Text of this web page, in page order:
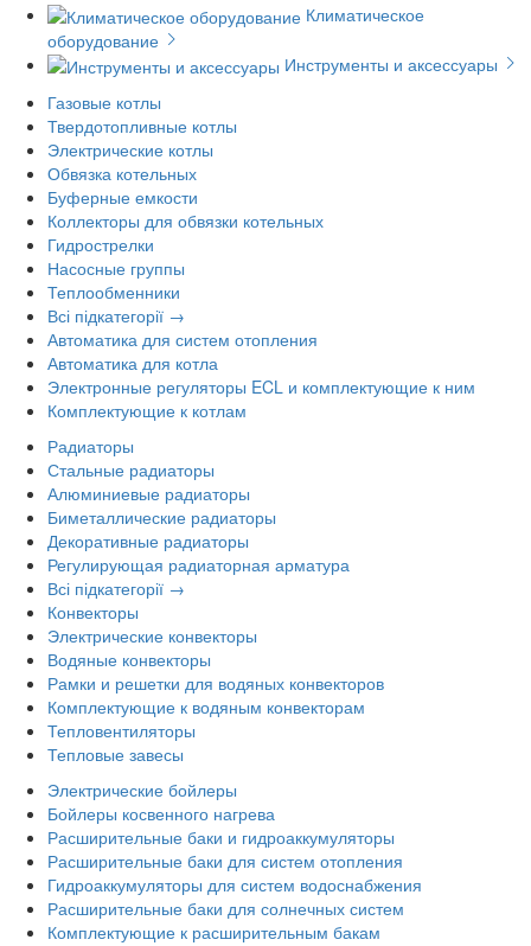
Климатическое
оборудование
Инструменты и аксессуары
Газовые котлы
Твердотопливные котлы
Электрические котлы
Обвязка котельных
Буферные емкости
Коллекторы для обвязки котельных
Гидрострелки
Насосные группы
Теплообменники
Всі підкатегорії →
Автоматика для систем отопления
Автоматика для котла
Электронные регуляторы ECL и комплектующие к ним
Комплектующие к котлам
Радиаторы
Стальные радиаторы
Алюминиевые радиаторы
Биметаллические радиаторы
Декоративные радиаторы
Регулирующая радиаторная арматура
Всі підкатегорії →
Конвекторы
Электрические конвекторы
Водяные конвекторы
Рамки и решетки для водяных конвекторов
Комплектующие к водяным конвекторам
Тепловентиляторы
Тепловые завесы
Электрические бойлеры
Бойлеры косвенного нагрева
Расширительные баки и гидроаккумуляторы
Расширительные баки для систем отопления
Гидроаккумуляторы для систем водоснабжения
Расширительные баки для солнечных систем
Комплектующие к расширительным бакам